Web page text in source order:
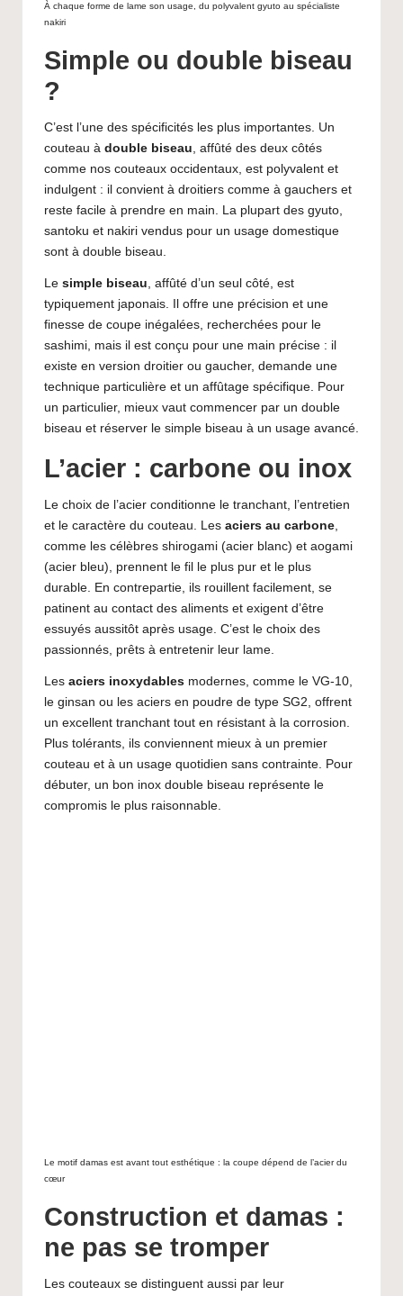
À chaque forme de lame son usage, du polyvalent gyuto au spécialiste
nakiri
Simple ou double biseau
?
C’est l’une des spécificités les plus importantes. Un
couteau à double biseau, affûté des deux côtés
comme nos couteaux occidentaux, est polyvalent et
indulgent : il convient à droitiers comme à gauchers et
reste facile à prendre en main. La plupart des gyuto,
santoku et nakiri vendus pour un usage domestique
sont à double biseau.
Le simple biseau, affûté d’un seul côté, est
typiquement japonais. Il offre une précision et une
finesse de coupe inégalées, recherchées pour le
sashimi, mais il est conçu pour une main précise : il
existe en version droitier ou gaucher, demande une
technique particulière et un affûtage spécifique. Pour
un particulier, mieux vaut commencer par un double
biseau et réserver le simple biseau à un usage avancé.
L’acier : carbone ou inox
Le choix de l’acier conditionne le tranchant, l’entretien
et le caractère du couteau. Les aciers au carbone,
comme les célèbres shirogami (acier blanc) et aogami
(acier bleu), prennent le fil le plus pur et le plus
durable. En contrepartie, ils rouillent facilement, se
patinent au contact des aliments et exigent d’être
essuyés aussitôt après usage. C’est le choix des
passionnés, prêts à entretenir leur lame.
Les aciers inoxydables modernes, comme le VG-10,
le ginsan ou les aciers en poudre de type SG2, offrent
un excellent tranchant tout en résistant à la corrosion.
Plus tolérants, ils conviennent mieux à un premier
couteau et à un usage quotidien sans contrainte. Pour
débuter, un bon inox double biseau représente le
compromis le plus raisonnable.
Le motif damas est avant tout esthétique : la coupe dépend de l’acier du
cœur
Construction et damas :
ne pas se tromper
Les couteaux se distinguent aussi par leur